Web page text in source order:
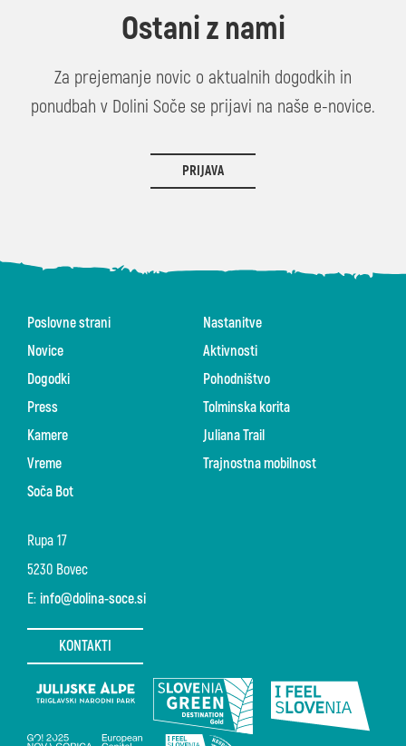
Ostani z nami
Za prejemanje novic o aktualnih dogodkih in
ponudbah v Dolini Soče se prijavi na naše e-novice.
PRIJAVA
Rupa 17
5230 Bovec
E: info@dolina-soce.si
KONTAKTI
Poslovne strani
Novice
Dogodki
Press
Kamere
Vreme
Soča Bot
Nastanitve
Aktivnosti
Pohodništvo
Tolminska korita
Juliana Trail
Trajnostna mobilnost